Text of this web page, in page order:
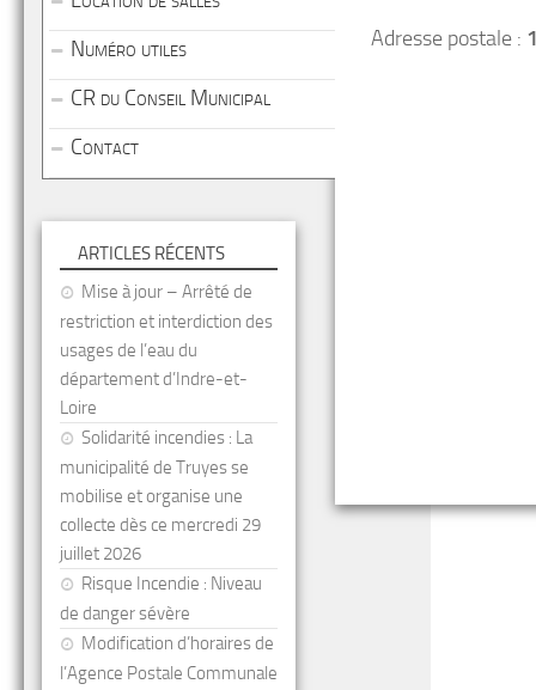
Adresse postale :
Numéro utiles
CR du Conseil Municipal
Contact
ARTICLES RÉCENTS
Mise à jour – Arrêté de
restriction et interdiction des
usages de l’eau du
département d’Indre-et-
Loire
Solidarité incendies : La
municipalité de Truyes se
mobilise et organise une
collecte dès ce mercredi 29
juillet 2026
Risque Incendie : Niveau
de danger sévère
Modification d’horaires de
l’Agence Postale Communale